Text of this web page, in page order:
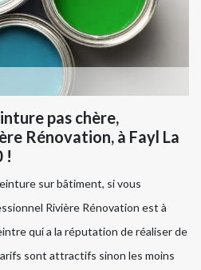
pas chère,
Rénovation, à Fayl La
!
sur bâtiment, si vous
Rivière Rénovation est à
qui a la réputation de réaliser de
sont attractifs sinon les moins